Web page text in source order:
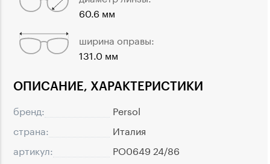
ОПИСАНИЕ, ХАРАКТЕРИСТИКИ
бренд:
Persol
страна:
Италия
артикул:
PO0649 24/86
60.6 мм
ширина оправы:
131.0 мм